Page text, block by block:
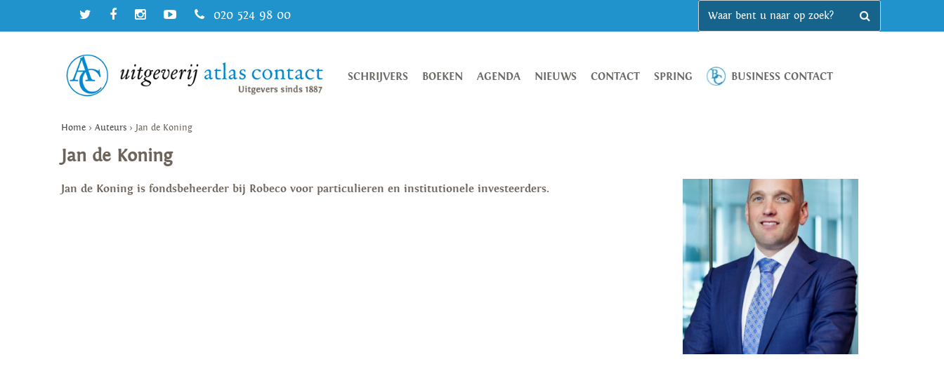
020 524 98 00
SCHRIJVERS BOEKEN AGENDA NIEUWS CONTACT SPRING BUSINESS CONTACT
Home > Auteurs > Jan de Koning
Jan de Koning
Jan de Koning is fondsbeheerder bij Robeco voor particulieren en institutionele investeerders.